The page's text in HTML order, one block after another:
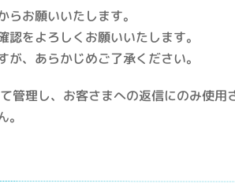
お願いいたします。
をよろしくお願いいたします。
、あらかじめご了承ください。
管理し、お客さまへの返信にのみ使用